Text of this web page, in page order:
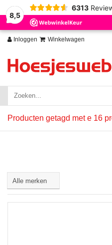
8,5
6313
Inloggen Winkelwagen
Producten getagd met e 16
Wij slaan cookies op om onze
Nee